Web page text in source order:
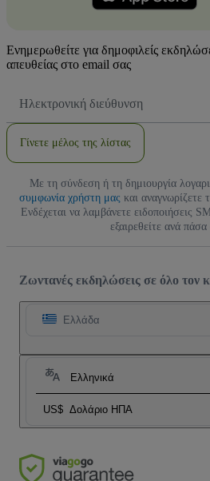
Ενημερωθείτε για δημοφιλείς
απευθείας στο email σας
Email
Γίνετε μέλος της λίστας
Με τη σύνδεση ή τη δημιουργία
συμφωνία χρήστη μας και αναγνωρίζετε
Ενδέχεται να λαμβάνετε ειδοποιήσεις
εξαιρεθείτε ανά
Ζωντανές εκδηλώσεις σε όλο τον
Ελλάδα
Ελληνικά
US$ Δολάριο ΗΠΑ